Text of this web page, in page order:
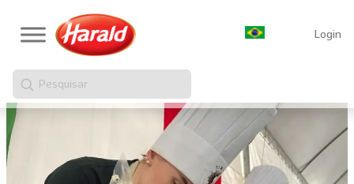
Login
Pesquisar